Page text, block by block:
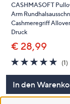
CASHMASOFT
Arm
Cashmeregriff
Druck
€ 28,99
5.0
von
5
(1)
In den